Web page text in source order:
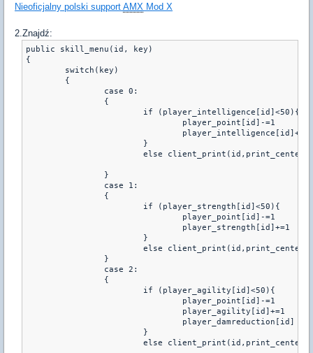
Nieoficjalny polski support AMX Mod X
2.Znajdź:
public skill_menu(id, key)
{
	switch(key)
	{
		case 0:
			if (player_intelligence[id]<50){
				player_point[id]-=1
				player_intelligence[id]+=1
			}
else
		}
		case 1:
			if (player_strength[id]<50){
				player_strength[id]+=1
			}
else
		}
		case 2:
			if (player_agility[id]<50){
				player_point[id]-=1
				player_agility[id]+=1
			}
else